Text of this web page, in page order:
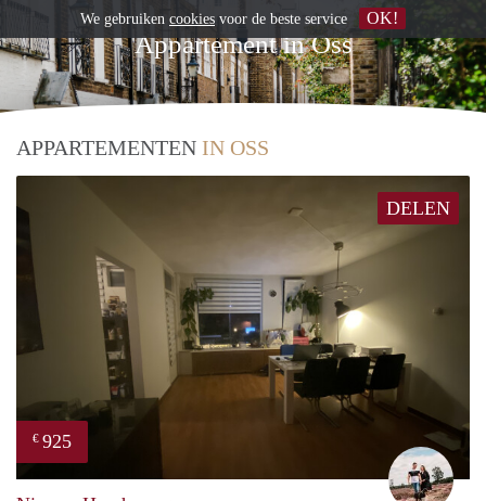
Appartement in Oss
APPARTEMENTEN IN OSS
DELEN
€ 925
We gebruiken cookies voor de beste service OK!